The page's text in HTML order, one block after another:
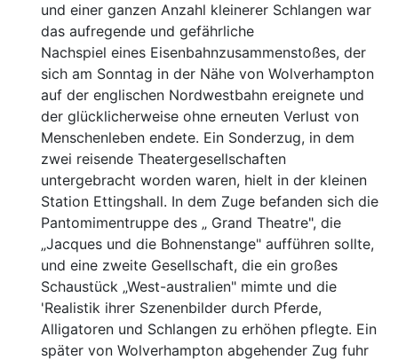
und einer ganzen Anzahl kleinerer Schlangen war
das aufregende und gefährliche
Nachspiel eines Eisenbahnzusammenstoßes, der
sich am Sonntag in der Nähe von Wolverhampton
auf der englischen Nordwestbahn ereignete und
der glücklicherweise ohne erneuten Verlust von
Menschenleben endete. Ein Sonderzug, in dem
zwei reisende Theatergesellschaften
untergebracht worden waren, hielt in der kleinen
Station Ettingshall. In dem Zuge befanden sich die
Pantomimentruppe des „ Grand Theatre", die
„Jacques und die Bohnenstange" aufführen sollte,
und eine zweite Gesellschaft, die ein großes
Schaustück „West-australien" mimte und die
'Realistik ihrer Szenenbilder durch Pferde,
Alligatoren und Schlangen zu erhöhen pflegte. Ein
später von Wolverhampton abgehender Zug fuhr